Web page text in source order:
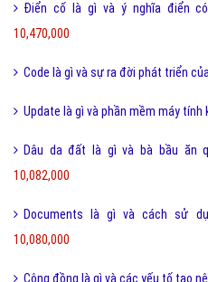
Điển cố là gì và ý nghĩa điển
10,470,000
Code là gì và sự ra đời phát triển
Update là gì và phần mềm máy tính
Dâu da đất là gì và bà bầu ăn
10,082,000
Documents là gì và cách sử
10,080,000
Cộng đồng là gì và các yếu tố tạo